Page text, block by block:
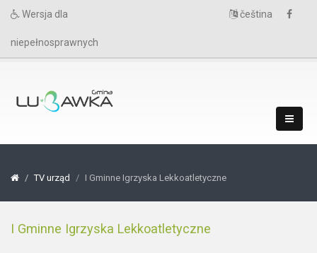
Wersja dla
niepełnosprawnych
čeština
TV urząd I Gminne Igrzyska Lekkoatletyczne
I Gminne Igrzyska Lekkoatletyczne